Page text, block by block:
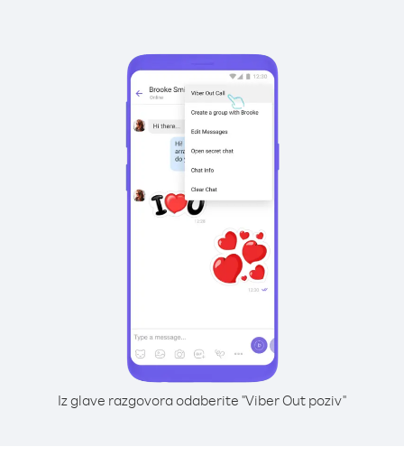
Iz glave razgovora odaberite "Viber Out poziv"